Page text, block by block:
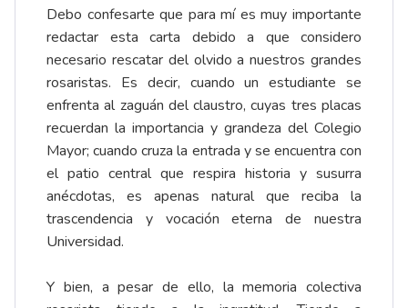
Debo confesarte que para mí es muy importante
redactar esta carta debido a que considero
necesario rescatar del olvido a nuestros grandes
rosaristas. Es decir, cuando un estudiante se
enfrenta al zaguán del claustro, cuyas tres placas
recuerdan la importancia y grandeza del Colegio
Mayor; cuando cruza la entrada y se encuentra con
el patio central que respira historia y susurra
anécdotas, es apenas natural que reciba la
trascendencia y vocación eterna de nuestra
Universidad.
Y bien, a pesar de ello, la memoria colectiva